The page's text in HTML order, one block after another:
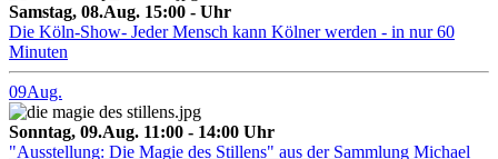
Samstag, 08.Aug. 15:00 - Uhr
Die Köln-Show- Jeder Mensch kann Kölner werden - in nur 60
Minuten
09Aug.
Sonntag, 09.Aug. 11:00 - 14:00 Uhr
"Ausstellung: Die Magie des Stillens" aus der Sammlung Michael